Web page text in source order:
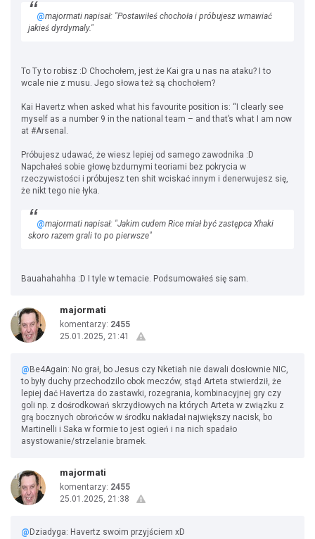
@majormati napisał: "Postawiłeś chochoła i próbujesz wmawiać
jakieś dyrdymaly."
To Ty to robisz :D Chochołem, jest że Kai gra u nas na ataku? I to
wcale nie z musu. Jego słowa też są chochołem?
Kai Havertz when asked what his favourite position is: “I clearly see
myself as a number 9 in the national team – and that’s what I am now
at #Arsenal.
Próbujesz udawać, że wiesz lepiej od samego zawodnika :D
Napchałeś sobie głowę bzdurnymi teoriami bez pokrycia w
rzeczywistości i próbujesz ten shit wciskać innym i denerwujesz się,
że nikt tego nie łyka.
@majormati napisał: "Jakim cudem Rice miał być zastępca Xhaki
skoro razem grali to po pierwsze"
Bauahahahha :D I tyle w temacie. Podsumowałeś się sam.
majormati
komentarzy: 2455
25.01.2025, 21:41
@ Be4Again: No grał, bo Jesus czy Nketiah nie dawali dosłownie NIC,
to były duchy przechodzilo obok meczów, stąd Arteta stwierdził, że
lepiej dać Havertza do zastawki, rozegrania, kombinacyjnej gry czy
goli np. z dośrodkowań skrzydłowych na których Arteta w związku z
grą bocznych obrońców w środku nakładał największy nacisk, bo
Martinelli i Saka w formie to jest ogień i na nich spadało
asystowanie/strzelanie bramek.
majormati
komentarzy: 2455
25.01.2025, 21:38
@ Dziadyga: Havertz swoim przyjściem xD